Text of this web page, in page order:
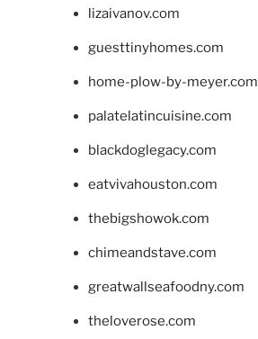
lizaivanov.com
guesttinyhomes.com
home-plow-by-meyer.com
palatelatincuisine.com
blackdoglegacy.com
eatvivahouston.com
thebigshowok.com
chimeandstave.com
greatwallseafoodny.com
theloverose.com